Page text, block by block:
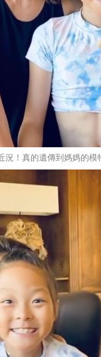
況！真的遺傳到媽媽的模